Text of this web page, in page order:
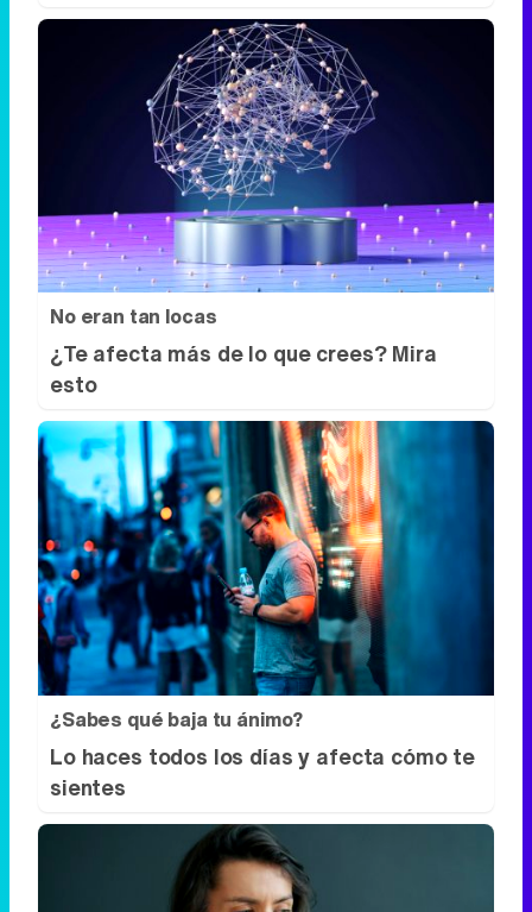
No eran tan locas
¿Te afecta más de lo que crees? Mira
esto
¿Sabes qué baja tu ánimo?
Lo haces todos los días y afecta cómo te
sientes